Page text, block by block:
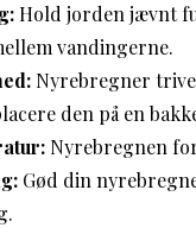
Hold jorden jævnt
vandingerne.
Nyrebregner
den på en
Nyrebregnen
Gød din